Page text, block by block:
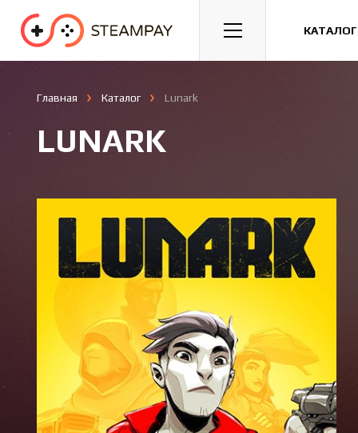
Спорт Гонки Казуальные
Главная Каталог Lunark
LUNARK